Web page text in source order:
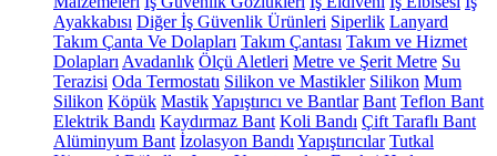
Ayakkabısı Diğer İş Güvenlik Ürünleri Siperlik Lanyard
Takım Çanta Ve Dolapları Takım Çantası Takım ve Hizmet
Dolapları Avadanlık Ölçü Aletleri Metre ve Şerit Metre Su
Terazisi Oda Termostatı Silikon ve Mastikler Silikon Mum
Silikon Köpük MastikYapıştırıcı ve Bantlar Bant Teflon Bant
Elektrik Bandı Kaydırmaz Bant Koli Bandı Çift Taraflı Bant
Alüminyum Bant İzolasyon Bandı Yapıştırıcılar Tutkal